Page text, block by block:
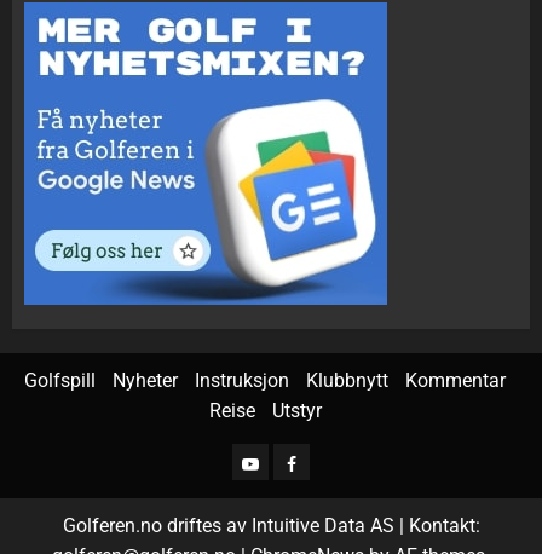
Golfspill Nyheter Instruksjon Klubbnytt
Kommentar
Reise
Utstyr
Golferen.no driftes av Intuitive Data AS | Kontakt: